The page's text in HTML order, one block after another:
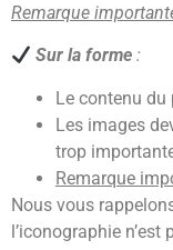
Remarque
Sur la forme :
Le contenu
Les images
trop
Remarque
Nous vous
l’iconographie n’est